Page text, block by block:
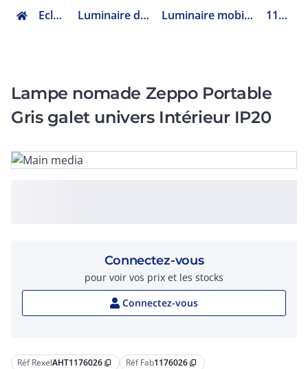
Eclairage Luminaire d'extérieur Luminaire mobile extérieur 1176026
Lampe nomade Zeppo Portable
Gris galet univers Intérieur IP20
Réf RexelAHT1176026 content_copy Réf Fab1176026 content_copy
Connectez-vous
pour voir vos prix et les stocks
Connectez-vous